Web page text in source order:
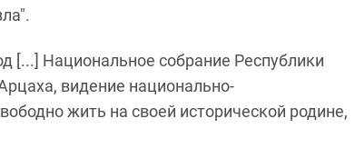
[...] Национальное собрание Республики
видение национально-
жить на своей исторической родине,